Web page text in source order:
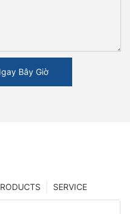
Bây Giờ
SERVICE